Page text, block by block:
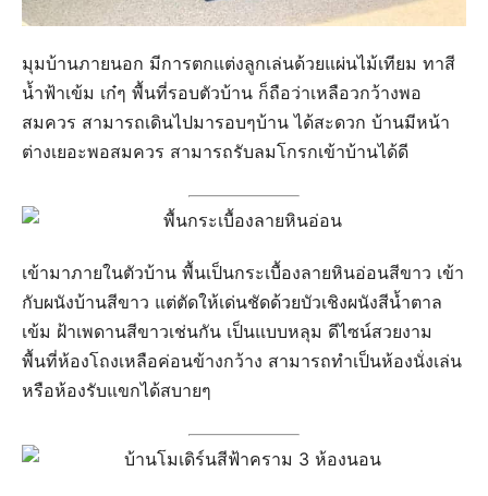
มุมบ้านภายนอก มีการตกแต่งลูกเล่นด้วยแผ่นไม้เทียม ทาสี
น้ำฟ้าเข้ม เก๋ๆ พื้นที่รอบตัวบ้าน ก็ถือว่าเหลือวกว้างพอ
สมควร สามารถเดินไปมารอบๆบ้าน ได้สะดวก บ้านมีหน้า
ต่างเยอะพอสมควร สามารถรับลมโกรกเข้าบ้านได้ดี
เข้ามาภายในตัวบ้าน พื้นเป็นกระเบื้องลายหินอ่อนสีขาว เข้า
กับผนังบ้านสีขาว แต่ตัดให้เด่นชัดด้วยบัวเชิงผนังสีน้ำตาล
เข้ม ฝ้าเพดานสีขาวเช่นกัน เป็นแบบหลุม ดีไซน์สวยงาม
พื้นที่ห้องโถงเหลือค่อนข้างกว้าง สามารถทำเป็นห้องนั่งเล่น
หรือห้องรับแขกได้สบายๆ